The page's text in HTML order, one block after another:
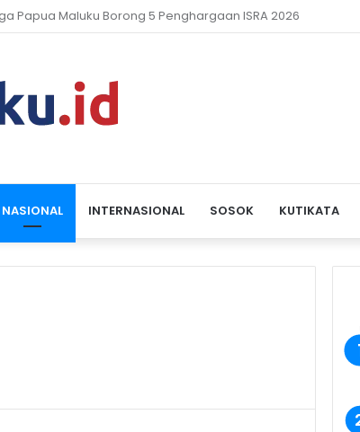
Meluas, Polda Periksa Pimpinan DPRD & Pejabat Malteng
NASIONAL INTERNASIONAL SOSOK KUTIKATA